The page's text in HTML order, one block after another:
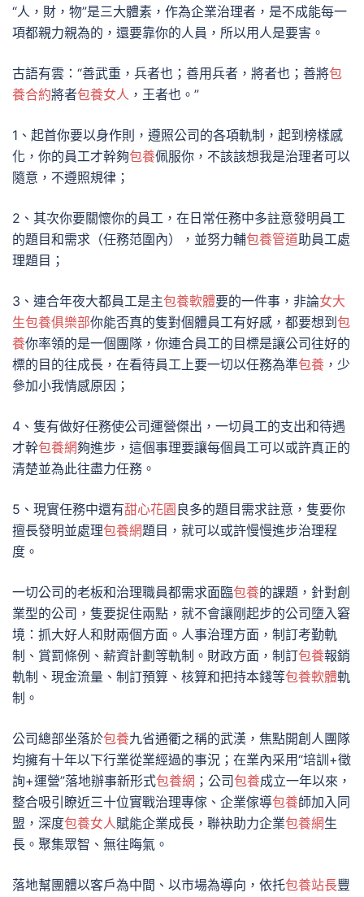
“人，財，物”是三大體素，作為企業治理者，是不成能每一
項都親力親為的，還要靠你的人員，所以用人是要害。
古語有雲：“善武重，兵者也；善用兵者，將者也；善將包
養合約將者包養女人 ，王者也。”
1、起首你要以身作則，遵照公司的各項軌制，起到榜樣感
化，你的員工才幹夠包養佩服你，不該該想我是治理者可以
隨意，不遵照規律；
2、其次你要關懷你的員工，在日常任務中多註意發明員工
的題目和需求（任務范圍內），並努力輔包養管道助員工處
理題目；
3、連合年夜大都員工是主包養軟體要的一件事，非論女大
生包養俱樂部你能否真的隻對個體員工有好感，都要想到 包
養你率領的是一個團隊，你連合員工的目標是讓公司往好的
標的目的往成長，在看待員工上要一切以任務為準包養 ，少
參加小我情感原因；
4、隻有做好任務使公司運營傑出，一切員工的支出和待遇
才幹包養網夠進步，這個事理要讓每個員工可以或許真正的
清楚並為此往盡力任務。
5、現實任務中還有甜心花園 良多的題目需求註意，隻要你
擅長發明並處理包養網題目，就可以或許慢慢進步治理程
度。
一切公司的老板和治理職員都需求面臨包養的課題，針對創
業型的公司，隻要捉住兩點，就不會讓剛起步的公司墮入窘
境：抓大好人和財兩個方面。人事治理方面，制訂考勤軌
制、賞罰條例、薪資計劃等軌制。財政方面，制訂包養報銷
軌制、現金流量、制訂預算、核算和把持本錢等包養軟體軌
制。
公司總部坐落於包養九省通衢之稱的武漢，焦點開創人團隊
均擁有十年以下行業從業經過的事況；在業內采用“培訓+徵
詢+運營”落地辦事新形式包養網 ；公司包養成立一年以來，
整合吸引瞭近三十位實戰治理專傢、企業傢導包養師加入同
盟，深度包養女人賦能企業成長，聯袂助力企業包養網生
長。聚集眾智、無往晦氣。
落地幫團體以客戶為中間、以市場為導向，依托包養站長豐